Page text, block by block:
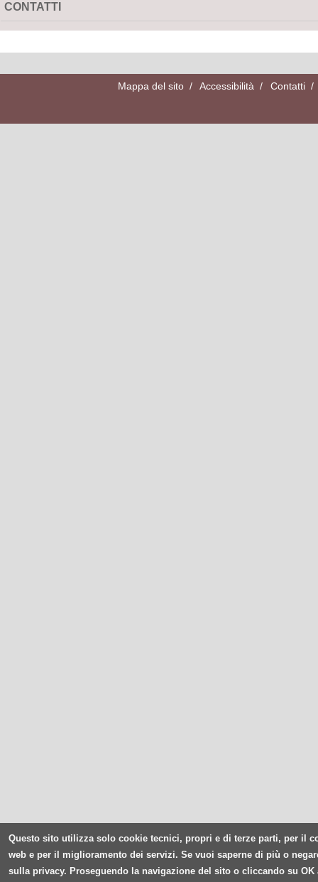
CONTATTI
Mappa del sito / Accessibilità / Contatti /
Questo sito utilizza solo cookie tecnici, propri e di terze parti, per il
web e per il miglioramento dei servizi. Se vuoi saperne di più o
sulla privacy. Proseguendo la navigazione del sito o cliccando su